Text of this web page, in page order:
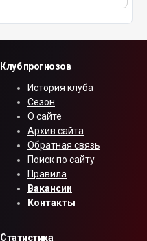
Клуб прогнозов
История клуба
Сезон
О сайте
Архив сайта
Обратная связь
Поиск по сайту
Правила
Вакансии
Контакты
Статистика